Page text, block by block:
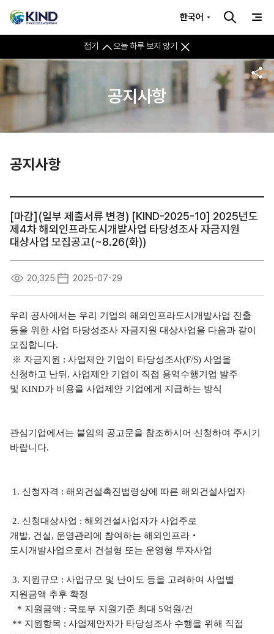
접기 오늘 하루 보지 않기
한국어
공지사항
공지사항
[마감](일부 제출서류 변경) [KIND-2025-10] 2025년도
제4차 해외인프라도시개발사업 타당성조사 자금지원
대상사업 모집공고(~8.26(화))
20,325 2025-07-29
우리 공사에서는 우리 기업의 해외인프라도시개발사업 진출
등을 위한 사업 타당성조사 자금지원 대상사업을 다음과 같이
모집합니다.
※ 자금지원 : 사업제안 기업이 타당성조사(F/S) 사업을
신청하고 난뒤 , 사업제안 기업이 직접 용역수행기업 발주
및 KIND가 비용을 사업제안 기업에게 지급하는 방식
관심기업에서는 붙임의 공고문을 참조하시어 신청하여 주시기
바랍니다.
1. 신청자격 : 해외건설촉진법령상에 따른 해외건설사업자
2. 신청대상사업 : 해외건설사업자가 사업주로
개발, 건설, 운영관리에 참여하는 해외인프라 ‧
도시개발사업으로서 건설형 또는 운영형 투자사업
3. 지원규모 : 사업규모 및 난이도 등을 고려하여 사업별
지원금액 추후 확정
* 지원금액 : 국토부 지원기준 최대 5억원/건
** 지원항목 : 사업제안자가 타당성조사 수행을 위해 직접